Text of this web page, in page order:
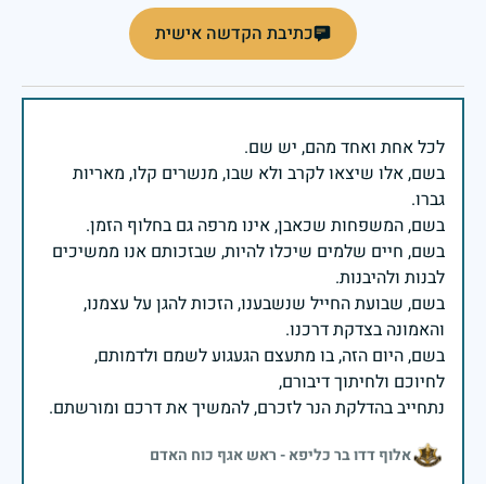
כתיבת הקדשה אישית
בשם, אלו שיצאו לקרב ולא שבו, מנשרים קלו, מאריות
בשם, חיים שלמים שיכלו להיות, שבזכותם אנו ממשיכים
בשם, שבועת החייל שנשבענו, הזכות להגן על עצמנו,
בשם, היום הזה, בו מתעצם הגעגוע לשמם ולדמותם,
נתחייב בהדלקת הנר לזכרם, להמשיך את דרכם ומורשתם.
אלוף דדו בר כליפא - ראש אגף כוח האדם